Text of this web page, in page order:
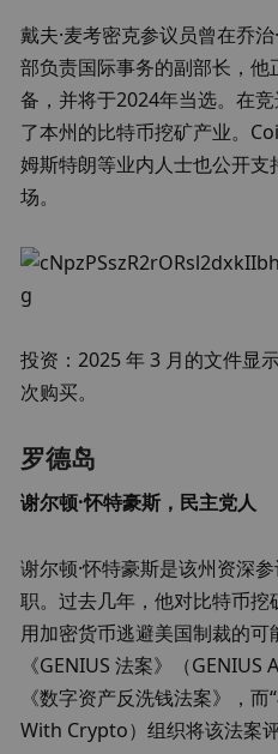
戴夫·麦考密克参议员曾在乔
部负责国际事务的副部长，
备，并将于2024年当选。在
了本州的比特币挖矿产业。
姆斯特朗等业内人士也公开
场。
投资：2025 年 3 月的文件显
次购买。
罗德岛
谢尔顿·怀特豪斯，民主党人
谢尔顿·怀特豪斯是该州资深
职。过去几年，他对比特币
用加密货币逃避美国制裁的
《GENIUS 法案》（
《数字资产反洗钱法案》，
With Crypto）组织将该法案评